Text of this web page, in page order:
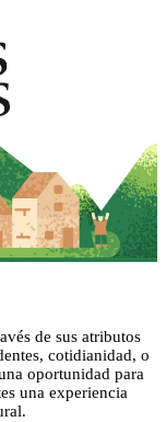
de sus atributos
cotidianidad, o
oportunidad para
una experiencia